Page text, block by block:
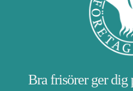
Bra frisörer ger dig